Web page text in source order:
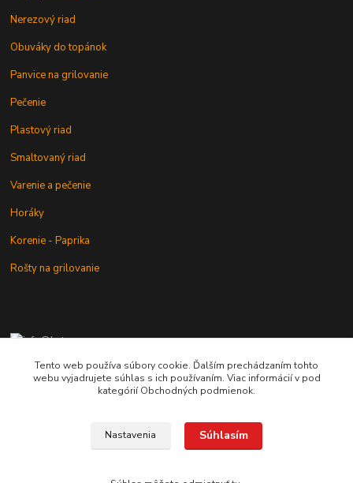
Nerezový riad
Obuváky do topánok
Panvice na grilovanie
Pečenie
Plastový riad
Smaltovaný riad
Varenie a pečenie
Horáky
Korenie - Paprika
Rošty na grilovanie
+421 902 212 007
od 8:00 - do 16:00 hod
Copyright © 2017-2027 MACSHOP.SK, všetky práva vyhradené..
Tento web používa súbory cookie. Ďalším prechádzaním tohto
webu vyjadrujete súhlas s ich používaním. Viac informácií v pod
kategórií Obchodných podmienok.
Nastavenia Súhlasím